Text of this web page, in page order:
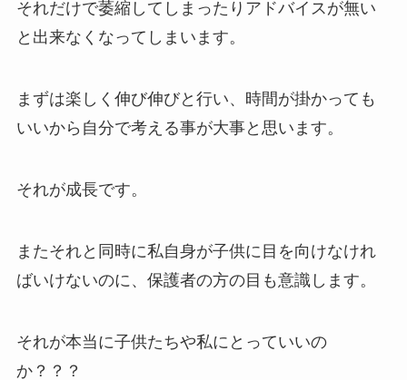
それだけで萎縮してしまったりアドバイスが無い
と出来なくなってしまいます。
まずは楽しく伸び伸びと行い、時間が掛かっても
いいから自分で考える事が大事と思います。
それが成長です。
またそれと同時に私自身が子供に目を向けなけれ
ばいけないのに、保護者の方の目も意識します。
それが本当に子供たちや私にとっていいの
か？？？